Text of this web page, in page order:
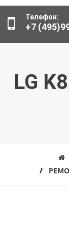
Телефон:
+7
LG